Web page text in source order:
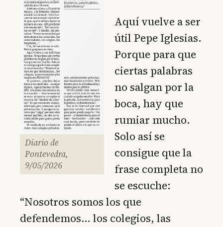
Diario de
Pontevedra,
9/05/2026
Aquí vuelve a ser
útil Pepe Iglesias.
Porque para que
ciertas palabras
no salgan por la
boca, hay que
rumiar mucho.
Solo así se
consigue que la
frase completa no
se escuche:
“Nosotros somos los que
defendemos… los colegios, las